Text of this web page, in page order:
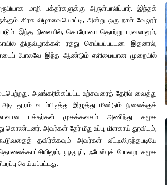
மாறி பக்தர்களுக்கு அருள்பாலிப்பார். இந்தக்
சிரசு விழாவையொட்டி, அன்று ஒரு நாள் வேலூர்
இந்த நிலையில், கொரோனா தொற்று பரவலாலும்,
திருவிழாக்கள் ரத்து செய்யப்படடன. இதனால்,
ஆண்டைப் போலவே இந்த ஆண்டும் எளிமையான முறையில்
அலங்கரிக்கப்பட்ட உற்சவரைத் தேரில் வைத்து
தூரம் வடம்பிடித்து இழுத்து மீண்டும் நிலைக்குக்
பக்தர்கள் முகக்கவசம் அணிந்து சமூக
அவர்கள் தேர் மீது உப்பு, மிளகாய் தூவியும்,
தவிர்க்கவும் அவர்கள் வீட்டிலிருந்தபடியே
யூடியூப், ஃபேஸ்புக் போனற சமூக
செய்யப்பட்டது.